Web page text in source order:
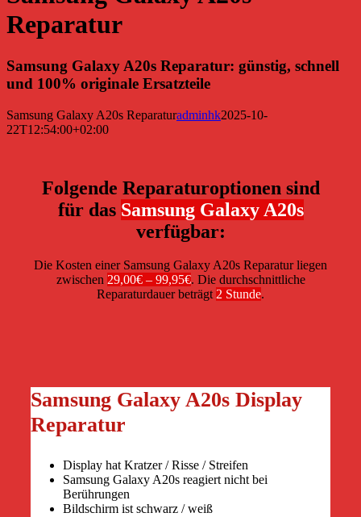
Reparatur
Samsung Galaxy A20s Reparatur: günstig, schnell
und 100% originale Ersatzteile
Samsung Galaxy A20s Reparaturadminhk2025-10-
22T12:54:00+02:00
Folgende Reparaturoptionen sind
für das Samsung Galaxy A20s
verfügbar:
Die Kosten einer Samsung Galaxy A20s Reparatur liegen
zwischen 29,00€ – 99,95€. Die durchschnittliche
Reparaturdauer beträgt2 Stunde.
Samsung Galaxy A20s Display
Reparatur
Display hat Kratzer / Risse / Streifen
Samsung Galaxy A20s reagiert nicht bei
Berührungen
Bildschirm ist schwarz / weiß